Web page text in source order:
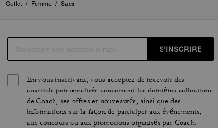
Outlet / Femme / Sacs
S’INSCRIRE
En vous inscrivant, vous acceptez de recevoir des
courriels personnalisés concernant les dernières collections
de Coach, ses offres et nouveautés, ainsi que des
informations sur la façon de participer aux événements,
aux concours ou aux promotions organisés par Coach.